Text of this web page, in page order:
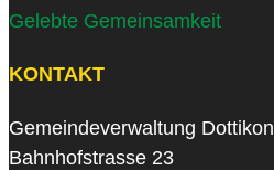
Gelebte Gemeinsamkeit
KONTAKT
Gemeindeverwaltung Dottikon
Bahnhofstrasse 23